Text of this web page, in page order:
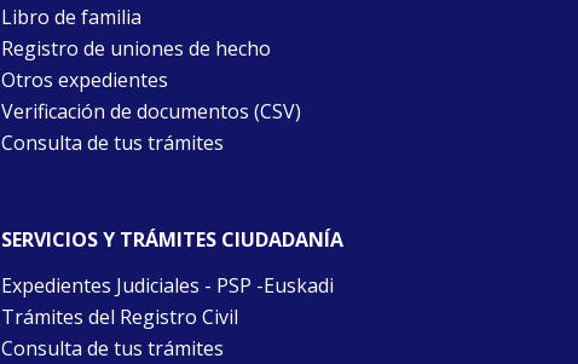
Libro de familia
Registro de uniones de hecho
Otros expedientes
Verificación de documentos (CSV)
Consulta de tus trámites
SERVICIOS Y TRÁMITES CIUDADANÍA
Expedientes Judiciales - PSP -Euskadi
Trámites del Registro Civil
Consulta de tus trámites